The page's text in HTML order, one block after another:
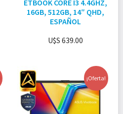
ETBOOK CORE I3 4.4GHZ,
16GB, 512GB, 14″ QHD,
ESPAÑOL
U$S 639.00
¡Oferta!